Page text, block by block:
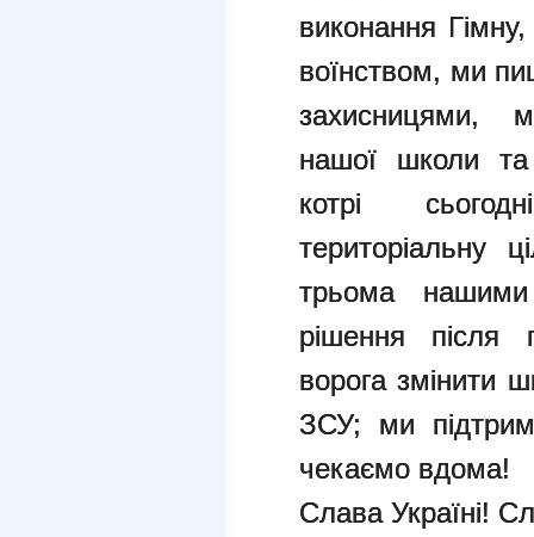
виконання
воїнством, ми
захисницями,
нашої школи та
котрі
територіальну
трьома нашими
рішення після
ворога змінити
ЗСУ; ми
чекаємо вдома!
Слава Україні!